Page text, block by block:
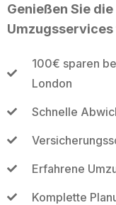
Genießen Sie
Umzugsservices
100€ sparen
London
Schnelle
Erfahrene
Komplette